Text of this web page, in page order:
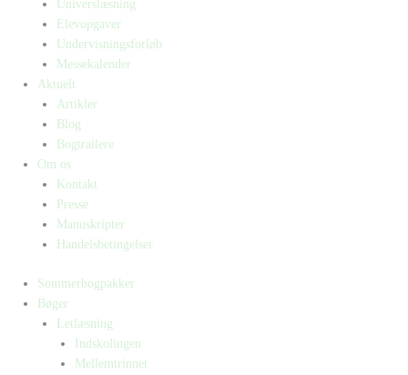
Universlæsning
Elevopgaver
Undervisningsforløb
Messekalender
Aktuelt
Artikler
Blog
Bogtrailere
Om os
Kontakt
Presse
Manuskripter
Handelsbetingelser
Sommerbogpakker
Bøger
Letlæsning
Indskolingen
Mellemtrinnet